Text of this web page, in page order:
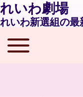
れいわ劇場
れいわ新選組の最
Main navigation
Toggle main menu